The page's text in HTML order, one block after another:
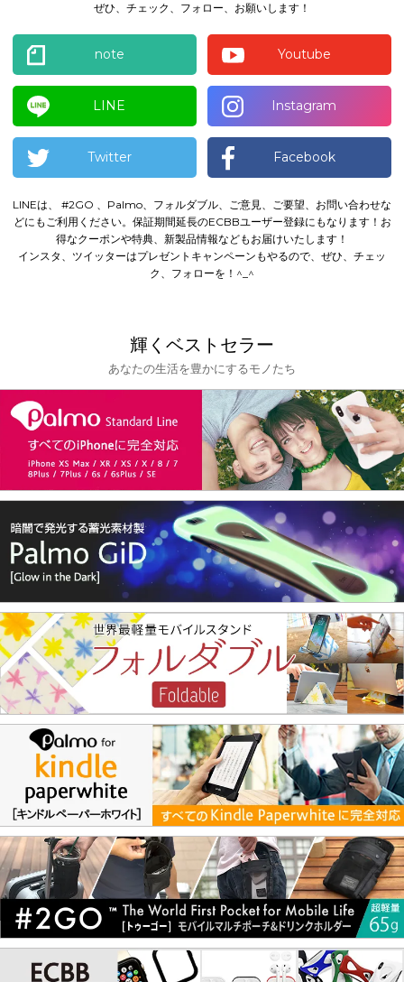
ぜひ、チェック、フォロー、お願いします！
note Youtube
LINE Instagram
Twitter Facebook
LINEは、 #2GO 、Palmo、フォルダブル、ご意見、ご要望、お問い合わせな
どにもご利用ください。 保証期間延長のECBBユーザー登録にもなります！ お
得なクーポンや特典、新製品情報などもお届けいたします！
インスタ、ツイッターはプレゼントキャンペーンもやるので、ぜひ、チェッ
ク、フォローを！^_^
輝くベストセラー
あなたの生活を豊かにするモノたち